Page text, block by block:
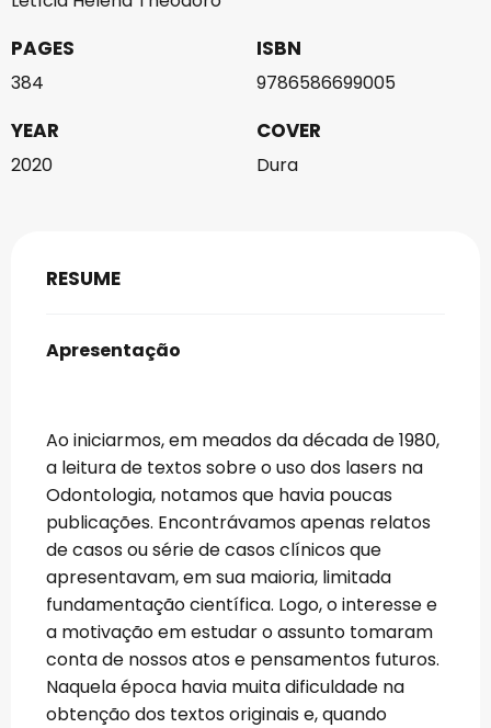
PAGES
384
ISBN
9786586699005
YEAR
2020
COVER
Dura
RESUME
Apresentação
Ao iniciarmos, em meados da década de 1980,
a leitura de textos sobre o uso dos lasers na
Odontologia, notamos que havia poucas
publicações. Encontrávamos apenas relatos
de casos ou série de casos clínicos que
apresentavam, em sua maioria, limitada
fundamentação científica. Logo, o interesse e
a motivação em estudar o assunto tomaram
conta de nossos atos e pensamentos futuros.
Naquela época havia muita dificuldade na
obtenção dos textos originais e, quando